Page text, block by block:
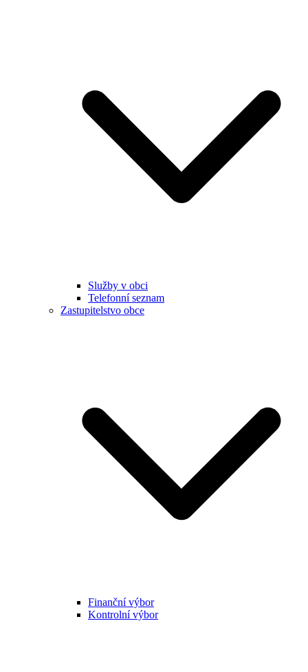
Služby v obci
Telefonní seznam
Zastupitelstvo obce
Finanční výbor
Kontrolní výbor